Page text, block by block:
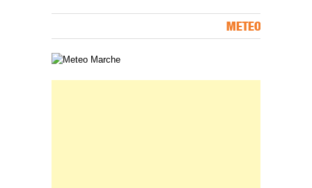
METEO
Carta meteorologica delle Marche